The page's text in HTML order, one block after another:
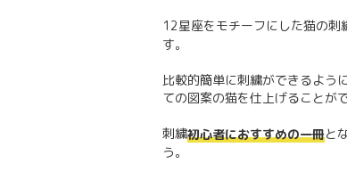
12星座をモチーフにした猫の刺
す。
比較的簡単に刺繍ができるよう
ての図案の猫を仕上げることが
刺繍初心者におすすめの一冊と
う。